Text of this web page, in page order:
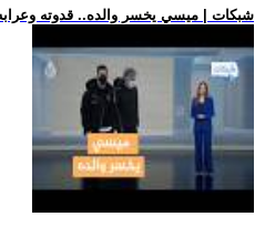
.. شبكات | ميسي يخسر والده.. قدوته